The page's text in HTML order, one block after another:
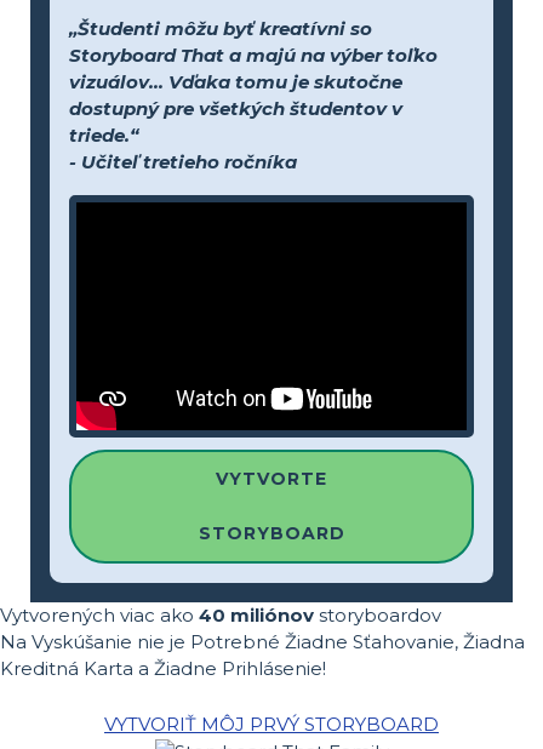
„Študenti môžu byť kreatívni so
Storyboard That a majú na výber toľko
vizuálov... Vďaka tomu je skutočne
dostupný pre všetkých študentov v
triede.“
- Učiteľ tretieho ročníka
VYTVORTE
STORYBOARD
Vytvorených viac ako 40 miliónov storyboardov
Na Vyskúšanie nie je Potrebné Žiadne Sťahovanie, Žiadna
Kreditná Karta a Žiadne Prihlásenie!
VYTVORIŤ MÔJ PRVÝ STORYBOARD